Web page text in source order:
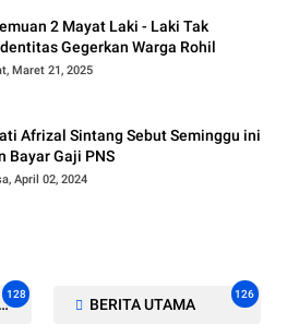
2 Mayat Laki - Laki Tak
Gegerkan Warga Rohil
Maret 21, 2025
Afrizal Sintang Sebut Seminggu ini
Bayar Gaji PNS
April 02, 2024
128
BERITA UTAMA
126